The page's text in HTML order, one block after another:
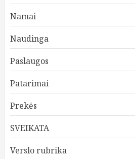
Namai
Naudinga
Paslaugos
Patarimai
Prekės
SVEIKATA
Verslo rubrika